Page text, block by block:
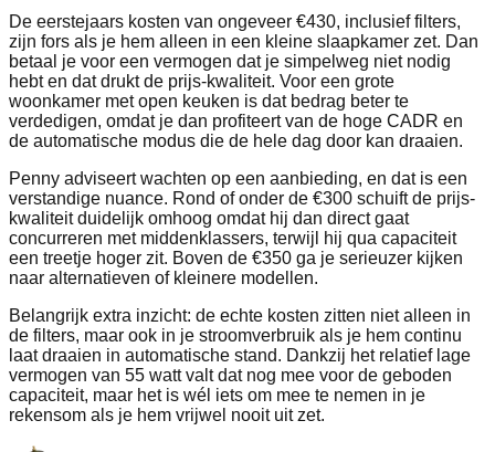
De eerstejaars kosten van ongeveer €430, inclusief filters,
zijn fors als je hem alleen in een kleine slaapkamer zet. Dan
betaal je voor een vermogen dat je simpelweg niet nodig
hebt en dat drukt de prijs-kwaliteit. Voor een grote
woonkamer met open keuken is dat bedrag beter te
verdedigen, omdat je dan profiteert van de hoge CADR en
de automatische modus die de hele dag door kan draaien.
Penny adviseert wachten op een aanbieding, en dat is een
verstandige nuance. Rond of onder de €300 schuift de prijs-
kwaliteit duidelijk omhoog omdat hij dan direct gaat
concurreren met middenklassers, terwijl hij qua capaciteit
een treetje hoger zit. Boven de €350 ga je serieuzer kijken
naar alternatieven of kleinere modellen.
Belangrijk extra inzicht: de echte kosten zitten niet alleen in
de filters, maar ook in je stroomverbruik als je hem continu
laat draaien in automatische stand. Dankzij het relatief lage
vermogen van 55 watt valt dat nog mee voor de geboden
capaciteit, maar het is wél iets om mee te nemen in je
rekensom als je hem vrijwel nooit uit zet.